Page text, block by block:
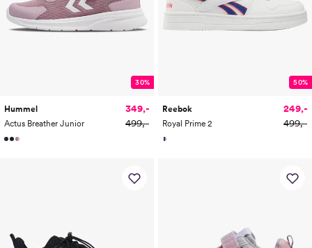
30%
Hummel
Actus Breather Junior
349,-
499,-
50%
Reebok
Royal Prime 2
249,-
499,-